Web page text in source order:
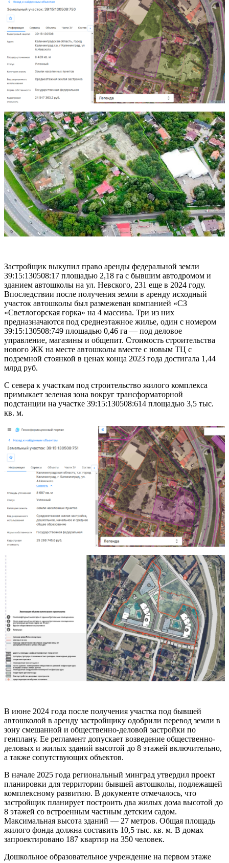
Застройщик выкупил право аренды федеральной земли
39:15:130508:17 площадью 2,18 га с бывшим автодромом и
зданием автошколы на ул. Невского, 231 еще в 2024 году.
Впоследствии после получения земли в аренду исходный
участок автошколы был размежеван компанией «СЗ
«Светлогорская горка» на 4 массива. Три из них
предназначаются под среднеэтажное жилье, один с номером
39:15:130508:749 площадью 0,46 га — под деловое
управление, магазины и общепит. Стоимость строительства
нового ЖК на месте автошколы вместе с новым ТЦ с
подземной стоянкой в ценах конца 2023 года достигала 1,44
млрд руб.
С севера к участкам под строительство жилого комплекса
примыкает зеленая зона вокруг трансформаторной
подстанции на участке 39:15:130508:614 площадью 3,5 тыс.
кв. м.
В июне 2024 года после получения участка под бывшей
автошколой в аренду застройщику одобрили перевод земли в
зону смешанной и общественно-деловой застройки по
генплану. Ее регламент допускает возведение общественно-
деловых и жилых зданий высотой до 8 этажей включительно,
а также сопутствующих объектов.
В начале 2025 года региональный минград утвердил проект
планировки для территории бывшей автошколы, подлежащей
комплексному развитию. В документе отмечалось, что
застройщик планирует построить два жилых дома высотой до
8 этажей со встроенным частным детским садом.
Максимальная высота зданий — 27 метров. Общая площадь
жилого фонда должна составить 10,5 тыс. кв. м. В домах
запроектировано 187 квартир на 350 человек.
Дошкольное образовательное учреждение на первом этаже